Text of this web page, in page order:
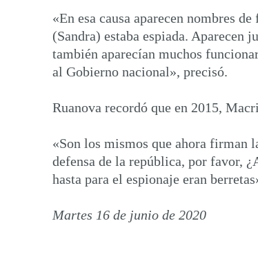
«En esa causa aparecen nombres
(Sandra) estaba espiada.
también aparecían muchos
al Gobierno nacional», precisó.
Ruanova recordó que en 2015,
«Son los mismos que ahora firman
defensa de la república, por favor,
hasta para el espionaje eran
Martes 16 de junio de 2020